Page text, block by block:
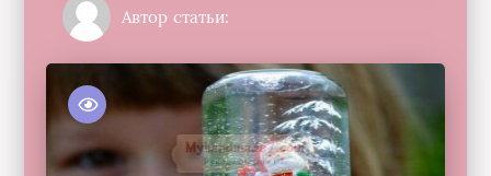
Автор статьи: